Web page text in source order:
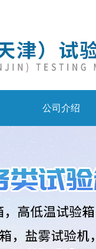
公司介绍